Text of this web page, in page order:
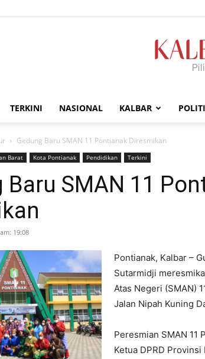
TERKINI NASIONAL KALBAR
Gedung Baru SMAN 11 Pontianak Diresmikan
Barat Kota Pontianak Pendidikan Terkini
Baru SMAN 11
19:08
Pontianak, Kalbar –
Sutarmidji
Atas Negeri (SMAN)
Jalan Nipah Kuning
Peresmian SMAN 11
Ketua DPRD